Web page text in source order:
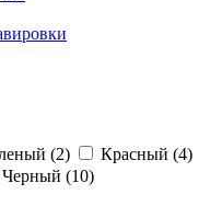
(2) Красный (4)
Черный (10)